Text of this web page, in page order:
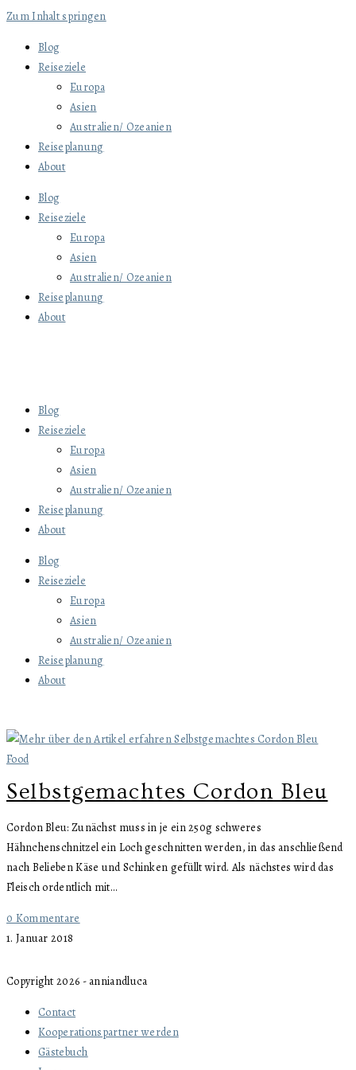
Zum Inhalt springen
Blog
Reiseziele
Europa
Asien
Australien/ Ozeanien
Reiseplanung
About
Blog
Reiseziele
Europa
Asien
Australien/ Ozeanien
Reiseplanung
About
Blog
Reiseziele
Europa
Asien
Australien/ Ozeanien
Reiseplanung
About
Blog
Reiseziele
Europa
Asien
Australien/ Ozeanien
Reiseplanung
About
Food
Selbstgemachtes Cordon Bleu
Cordon Bleu: Zunächst muss in je ein 250g schweres
Hähnchenschnitzel ein Loch geschnitten werden, in das anschließend
nach Belieben Käse und Schinken gefüllt wird. Als nächstes wird das
Fleisch ordentlich mit…
0 Kommentare
1. Januar 2018
Copyright 2026 - anniandluca
Contact
Kooperationspartner werden
Gästebuch